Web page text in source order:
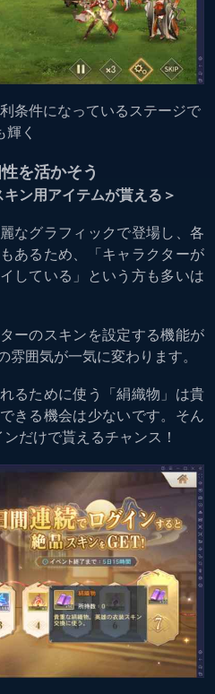
条件になっているステージで
輝く
を活かそう
ン用アイテムが貰える＞
なグラフィックで登場し、各
あるため、「キャラクターが
している」という方も多いは
ーのスキンを設定する機能が
囲気が一気に変わります。
るために使う「絹織物」は貴
きる機会は少ないです。そん
だけで貰えるチャンス！